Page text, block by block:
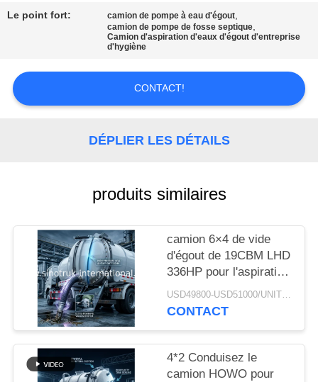
QUALITÉ
NOUS
CONTACTER
DEMANDEZ
PLAN
SITE
POLITIQUE
DE
CONFIDENTIALITÉ
Le point fort: camion de pompe à eau d'égout,
camion de pompe de fosse septique,
Camion d'aspiration d'eaux d'égout d'entreprise
d'hygiène
CONTACT!
DÉPLIER LES DÉTAILS
produits similaires
camion 6×4 de vide
d'égout de 19CBM LHD
336HP pour l'aspiration
chimique de sédiment
de réservoir d'eaux
USD49800-USD51000/UNIT)negotiation MOQ:1 UNITÉ
CONTACT
4*2 Conduisez le
camion HOWO pour